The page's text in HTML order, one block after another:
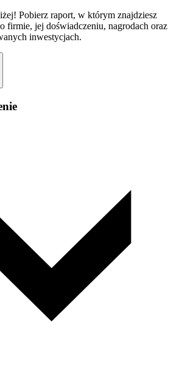
Pobierz raport, w którym znajdziesz
firmie, jej doświadczeniu, nagrodach oraz
inwestycjach.